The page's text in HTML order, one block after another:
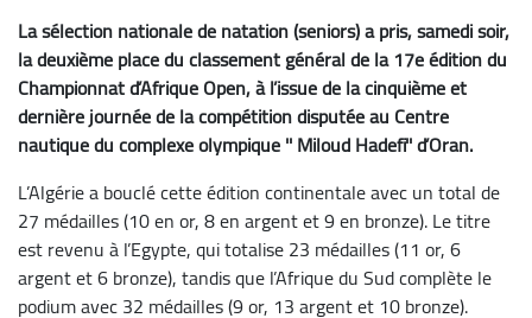
La sélection nationale de natation (seniors) a pris, samedi soir,
la deuxième place du classement général de la 17e édition du
Championnat d’Afrique Open, à l’issue de la cinquième et
dernière journée de la compétition disputée au Centre
nautique du complexe olympique '' Miloud Hadefi'' d’Oran.
L’Algérie a bouclé cette édition continentale avec un total de
27 médailles (10 en or, 8 en argent et 9 en bronze). Le titre
est revenu à l’Egypte, qui totalise 23 médailles (11 or, 6
argent et 6 bronze), tandis que l’Afrique du Sud complète le
podium avec 32 médailles (9 or, 13 argent et 10 bronze).